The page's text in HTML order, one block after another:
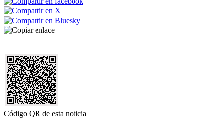
Código QR de esta noticia